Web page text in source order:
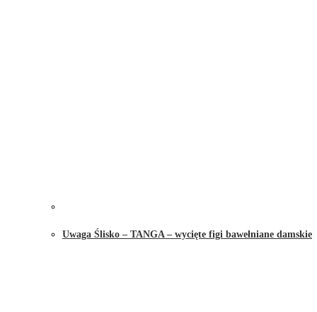
Uwaga Ślisko – TANGA – wycięte figi bawełniane damskie